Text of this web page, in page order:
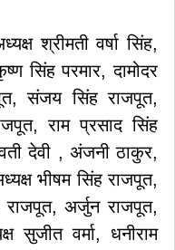
श्रीमती वर्षा सिंह,
सिंह परमार, दामोदर
संजय सिंह राजपूत,
राम प्रसाद सिंह
देवी , अंजनी ठाकुर,
भीषम सिंह राजपूत,
राजपूत, अर्जुन राजपूत,
सुजीत वर्मा, धनीराम